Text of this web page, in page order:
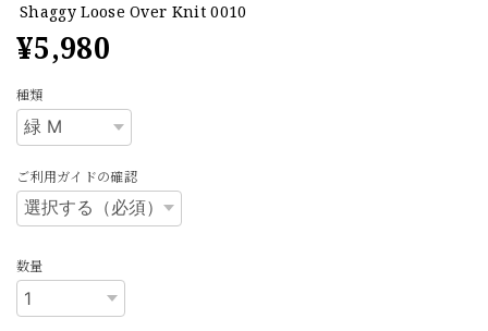
Shaggy Loose Over Knit 0010
¥5,980
種類
ご利用ガイドの確認
数量